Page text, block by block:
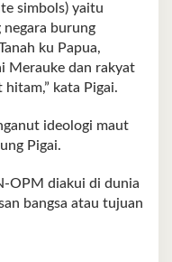
simbols) yaitu
negara burung
ku Papua,
Merauke dan rakyat
kata Pigai.
ideologi maut
Pigai.
OPM diakui di dunia
bangsa atau tujuan